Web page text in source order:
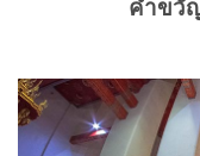
คำขวั